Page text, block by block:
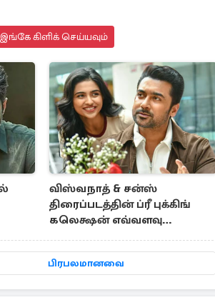
கிளிக் செய்யவும்
விஸ்வநாத் & சன்ஸ்
திரைப்படத்தின் ப்ரீ புக்கிங்
கலெக்ஷன் எவ்வளவு
பிரபலமானவை